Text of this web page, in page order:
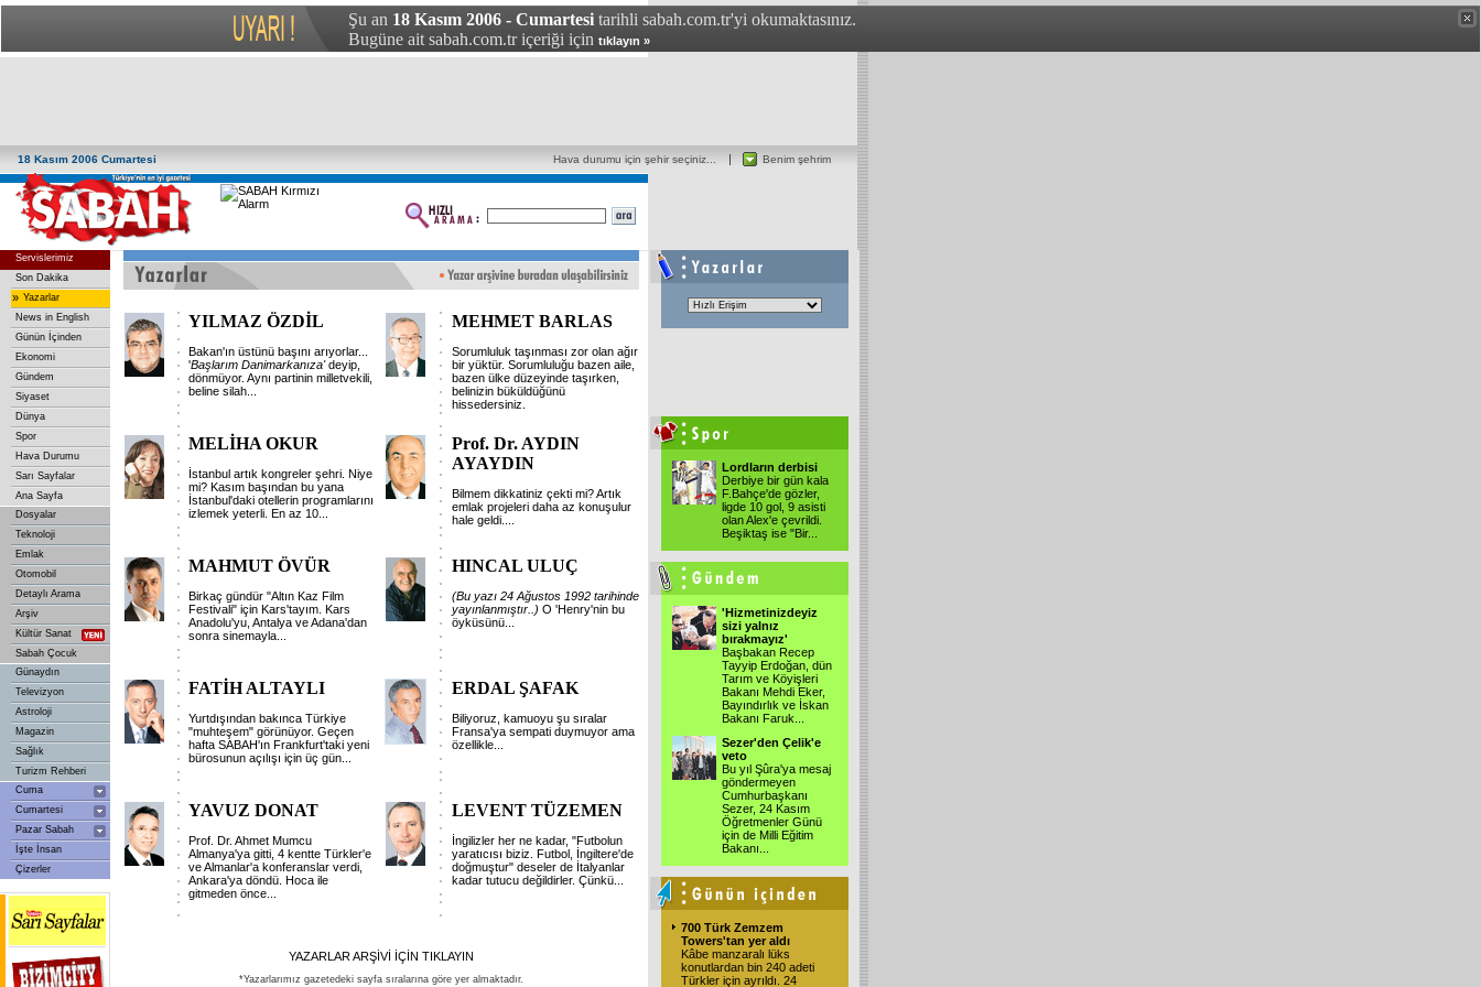
Şu an 18 Kasım 2006 - Cumartesi tarihli sabah.com.tr'yi okumaktasınız.
Bugüne ait sabah.com.tr içeriği için tıklayın »
18 Kasım 2006 Cumartesi Benim şehrim
Hava durumu için şehir seçiniz...
Servislerimiz
Son Dakika
» Yazarlar
News in English
Günün İçinden
Ekonomi
Gündem
Siyaset
Dünya
Spor
Hava Durumu
Sarı Sayfalar
Ana Sayfa
Dosyalar
Teknoloji
Emlak
Otomobil
Detaylı Arama
Arşiv
Kültür Sanat
Sabah Çocuk
Günaydın
Televizyon
Astroloji
Magazin
Sağlık
Turizm Rehberi
Cuma
Cumartesi
Pazar Sabah
İşte İnsan
Çizerler
YILMAZ ÖZDİL
Bakan'ın üstünü başını arıyorlar...
'Başlarım Danimarkanıza'deyip,
dönmüyor. Aynı partinin milletvekili,
beline silah...
MEHMET BARLAS
Sorumluluk taşınması zor olan ağır
bir yüktür. Sorumluluğu bazen aile,
bazen ülke düzeyinde taşırken,
belinizin büküldüğünü
hissedersiniz.
MELİHA OKUR
İstanbul artık kongreler şehri. Niye
mi? Kasım başından bu yana
İstanbul'daki otellerin programlarını
izlemek yeterli. En az 10...
Prof. Dr. AYDIN
AYAYDIN
Bilmem dikkatiniz çekti mi? Artık
emlak projeleri daha az konuşulur
hale geldi....
MAHMUT ÖVÜR
Birkaç gündür "Altın Kaz Film
Festivali" için Kars'tayım. Kars
Anadolu'yu, Antalya ve Adana'dan
sonra sinemayla...
HINCAL ULUÇ
(Bu yazı 24 Ağustos 1992 tarihinde
yayınlanmıştır..) O 'Henry'nin bu
öyküsünü...
FATİH ALTAYLI
Yurtdışından bakınca Türkiye
"muhteşem" görünüyor. Geçen
hafta SABAH'ın Frankfurt'taki yeni
bürosunun açılışı için üç gün...
ERDAL ŞAFAK
Biliyoruz, kamuoyu şu sıralar
Fransa'ya sempati duymuyor ama
özellikle...
YAVUZ DONAT
Prof. Dr. Ahmet Mumcu
Almanya'ya gitti, 4 kentte Türkler'e
ve Almanlar'a konferanslar verdi,
Ankara'ya döndü. Hoca ile
gitmeden önce...
LEVENT TÜZEMEN
İngilizler her ne kadar, "Futbolun
yaratıcısı biziz. Futbol, İngiltere'de
doğmuştur" deseler de İtalyanlar
kadar tutucu değildirler. Çünkü...
YAZARLAR ARŞİVİ İÇİN TIKLAYIN
*Yazarlarımız gazetedeki sayfa sıralarına göre yer almaktadır.
Lordların derbisi
Derbiye bir gün kala
F.Bahçe'de gözler,
ligde 10 gol, 9 asisti
olan Alex'e çevrildi.
Beşiktaş ise "Bir...
'Hizmetinizdeyiz
sizi yalnız
bırakmayız'
Başbakan Recep
Tayyip Erdoğan, dün
Tarım ve Köyişleri
Bakanı Mehdi Eker,
Bayındırlık ve İskan
Bakanı Faruk...
Sezer'den Çelik'e
veto
Bu yıl Şûra'ya mesaj
göndermeyen
Cumhurbaşkanı
Sezer, 24 Kasım
Öğretmenler Günü
için de Milli Eğitim
Bakanı...
700 Türk Zemzem
Towers'tan yer aldı
Kâbe manzaralı lüks
konutlardan bin 240 adeti
Türkler için ayrıldı. 24